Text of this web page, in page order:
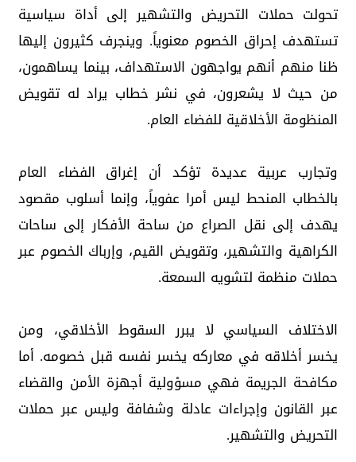
تحولت حملات التحريض والتشهير إلى أداة سياسية
تستهدف إحراق الخصوم معنوياً. وينجرف كثيرون إليها
ظنا منهم أنهم يواجهون الاستهداف، بينما يساهمون،
من حيث لا يشعرون، في نشر خطاب يراد له تقويض
المنظومة الأخلاقية للفضاء العام.
وتجارب عربية عديدة تؤكد أن إغراق الفضاء العام
بالخطاب المنحط ليس أمرا عفوياً، وإنما أسلوب مقصود
يهدف إلى نقل الصراع من ساحة الأفكار إلى ساحات
الكراهية والتشهير، وتقويض القيم، وإرباك الخصوم عبر
حملات منظمة لتشويه السمعة.
الاختلاف السياسي لا يبرر السقوط الأخلاقي، ومن
يخسر أخلاقه في معاركه يخسر نفسه قبل خصومه. أما
مكافحة الجريمة فهي مسؤولية أجهزة الأمن والقضاء
عبر القانون وإجراءات عادلة وشفافة وليس عبر حملات
التحريض والتشهير.